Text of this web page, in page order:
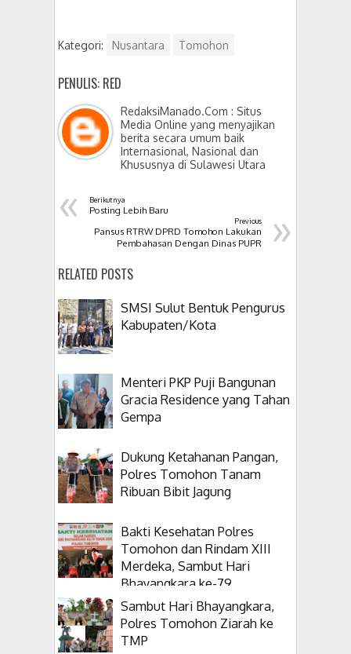
Kategori: Nusantara Tomohon
PENULIS: RED
RedaksiManado.Com : Situs
Media Online yang menyajikan
berita secara umum baik
Internasional, Nasional dan
Khususnya di Sulawesi Utara
« Berikutnya
Posting Lebih Baru »
Previous
Pansus RTRW DPRD Tomohon Lakukan
Pembahasan Dengan Dinas PUPR
RELATED POSTS
SMSI Sulut Bentuk Pengurus
Kabupaten/Kota
Menteri PKP Puji Bangunan
Gracia Residence yang Tahan
Gempa
Dukung Ketahanan Pangan,
Polres Tomohon Tanam
Ribuan Bibit Jagung
Bakti Kesehatan Polres
Tomohon dan Rindam XIII
Merdeka, Sambut Hari
Bhayangkara ke-79
Sambut Hari Bhayangkara,
Polres Tomohon Ziarah ke
TMP